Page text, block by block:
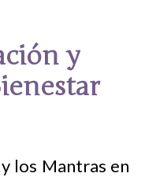
y
los Mantras en